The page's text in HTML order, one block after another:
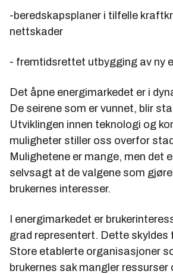
-beredskapsplaner i tilfelle
nettskader
- fremtidsrettet utbygging av ny
Det åpne energimarkedet er i
De seirene som er vunnet, blir
Utviklingen innen teknologi og
muligheter stiller oss overfor
Mulighetene er mange, men det
selvsagt at de valgene som
brukernes interesser.
I energimarkedet er
grad representert. Dette skyldes
Store etablerte organisasjoner
brukernes sak mangler ressurser